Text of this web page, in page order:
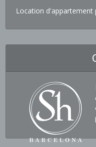
Location d'appartement